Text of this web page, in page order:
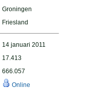
Groningen
Friesland
14 januari 2011
17.413
666.057
Online